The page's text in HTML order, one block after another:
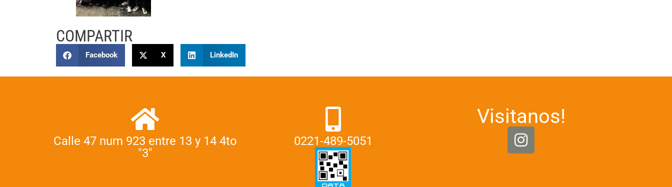
COMPARTIR
Facebook X LinkedIn
Calle 47 num 923 entre 13 y 14 4to
"3"
0221-489-5051
Visitanos!